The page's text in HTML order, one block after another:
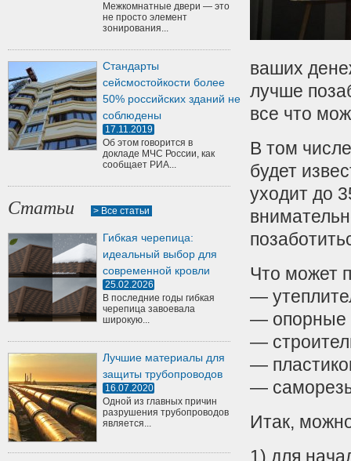
Межкомнатные двери — это
не просто элемент
зонирования...
Стандарты
сейсмостойкости более
50% российских зданий не
соблюдены
17.11.2019
Об этом говорится в
докладе МЧС России, как
сообщает РИА...
Статьи > Все статьи
Гибкая черепица:
идеальный выбор для
современной кровли
25.02.2026
В последние годы гибкая
черепица завоевала
широкую...
Лучшие материалы для
защиты трубопроводов
16.07.2020
Одной из главных причин
разрушения трубопроводов
является...
ваших
лучше
все что
В том
будет
уходит до
Что может
—
— опорные
—
—
—
Итак,
1) для